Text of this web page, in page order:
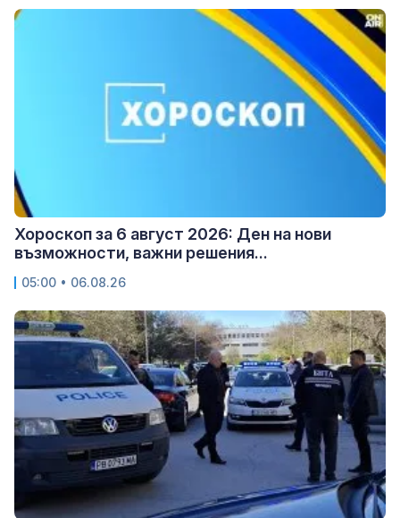
Хороскоп за 6 август 2026: Ден на нови
възможности, важни решения...
05:00 • 06.08.26